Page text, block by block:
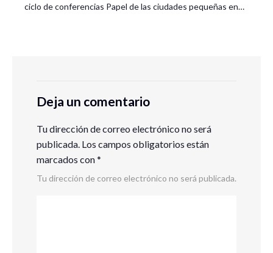
ciclo de conferencias Papel de las ciudades pequeñas en…
Deja un comentario
Tu dirección de correo electrónico no será
publicada. Los campos obligatorios están
marcados con*
Tu dirección de correo electrónico no será publicada.